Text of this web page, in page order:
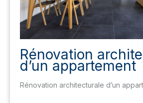
Rénovation
d’un appartement
Rénovation architecturale d’un